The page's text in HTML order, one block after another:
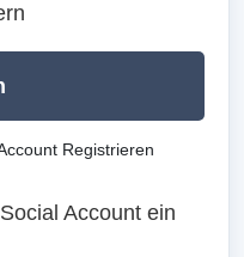
Registrieren
Account ein